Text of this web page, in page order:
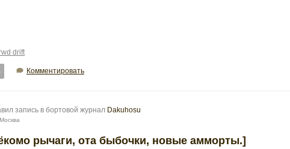
drift
Комментировать
запись в бортовой журнал Dakuhosu
рычаги, ота быбочки, новые амморты.]